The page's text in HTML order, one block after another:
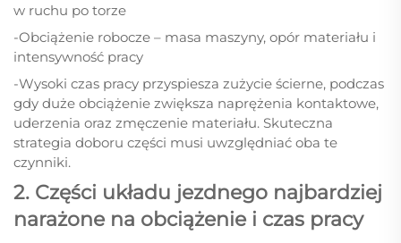
w ruchu po torze
-Obciążenie robocze – masa maszyny, opór materiału i
intensywność pracy
-Wysoki czas pracy przyspiesza zużycie ścierne, podczas
gdy duże obciążenie zwiększa naprężenia kontaktowe,
uderzenia oraz zmęczenie materiału. Skuteczna
strategia doboru części musi uwzględniać oba te
czynniki.
2. Części układu jezdnego najbardziej
narażone na obciążenie i czas pracy